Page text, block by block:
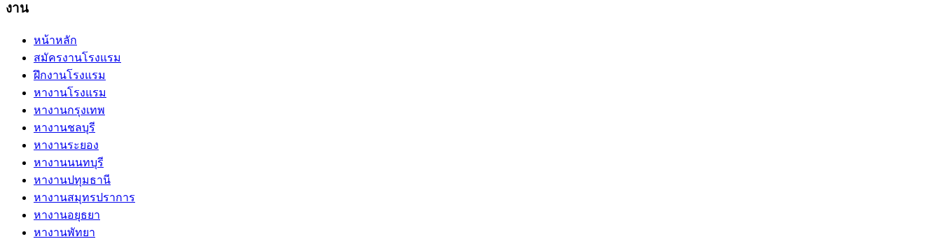
งาน
หน้าหลัก
สมัครงานโรงแรม
ฝึกงานโรงแรม
หางานโรงแรม
หางานกรุงเทพ
หางานชลบุรี
หางานระยอง
หางานนนทบุรี
หางานปทุมธานี
หางานสมุทรปราการ
หางานอยุธยา
หางานพัทยา